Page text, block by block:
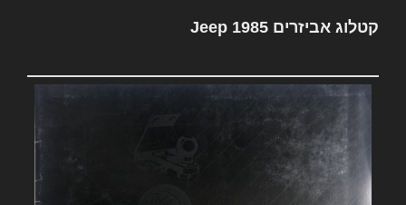
קטלוג אביזרים Jeep 1985